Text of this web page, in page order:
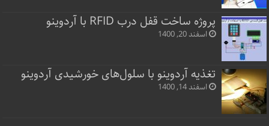
پروژه ساخت قفل‌ درب RFID با آردوینو
اسفند 20, 1400
تغذیه آردوینو با سلول‌های خورشیدی آردوینو
اسفند 14, 1400